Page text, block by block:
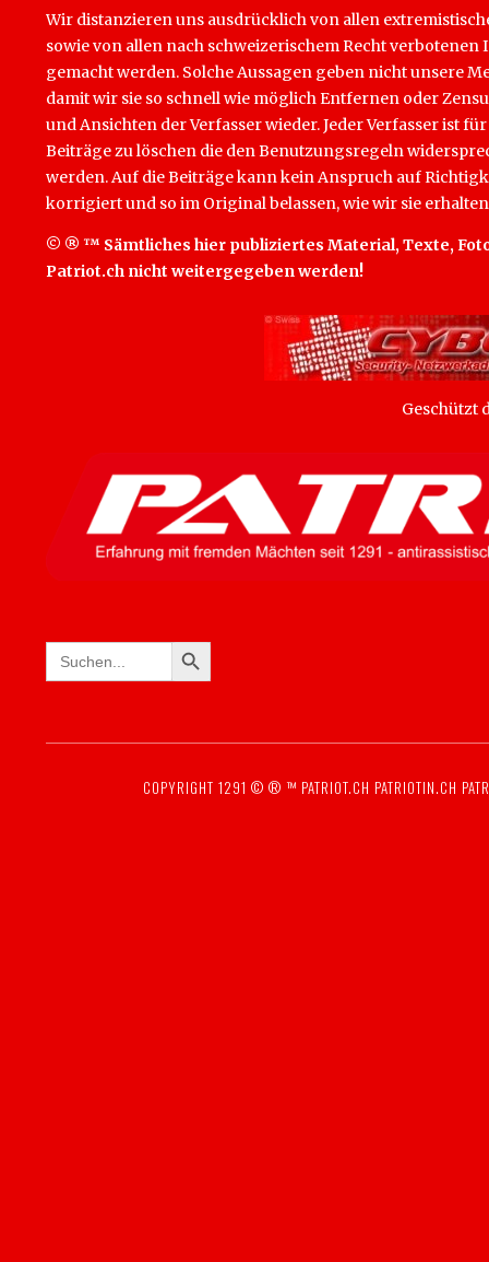
Wir distanzieren uns ausdrücklich von allen
sowie von allen nach schweizerischem Recht
gemacht werden. Solche Aussagen geben nicht unsere
damit wir sie so schnell wie möglich Entfernen oder
und Ansichten der Verfasser wieder. Jeder Verfasser ist
Beiträge zu löschen die den Benutzungsregeln
werden. Auf die Beiträge kann kein Anspruch auf
korrigiert und so im Original belassen, wie wir sie
© ® ™ Sämtliches hier publiziertes Material, Texte,
Patriot.ch nicht weitergegeben werden!
Geschützt
Search
for:
SEARCH BUTTON
COPYRIGHT 1291 © ® ™ PATRIOT.CH PATRIOTIN.CH